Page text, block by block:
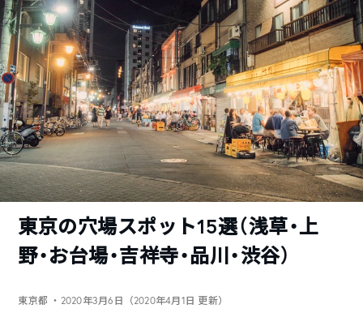
東京の穴場スポット15選（浅草・上
野・お台場・吉祥寺・品川・渋谷）
東京都 ・2020年3月6日（2020年4月1日 更新）